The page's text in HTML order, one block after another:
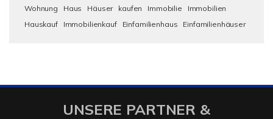
Wohnung
Haus Häuser kaufen Immobilie
Immobilien
Hauskauf
Immobilienkauf Einfamilienhaus Einfamilienhäuser
UNSERE PARTNER &